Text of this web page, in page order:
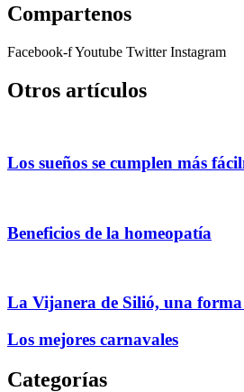
Compartenos
Facebook-fYoutube Twitter Instagram
Otros artículos
Los sueños se cumplen más
Beneficios de la homeopatía
La Vijanera de Silió, una
Los mejores carnavales
Categorías